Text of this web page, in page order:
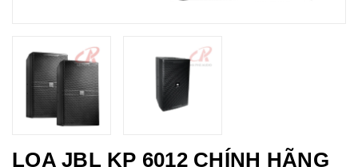
LOA JBL KP 6012 CHÍNH HÃNG